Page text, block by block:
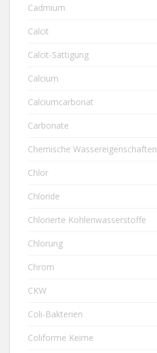
Cadmium
Calcit
Calcit-Sättigung
Calcium
Calciumcarbonat
Carbonate
Chemische Wassereigenschaften
Chlor
Chloride
Chlorierte Kohlenwasserstoffe
Chlorung
Chrom
CKW
Coli-Bakterien
Coliforme Keime